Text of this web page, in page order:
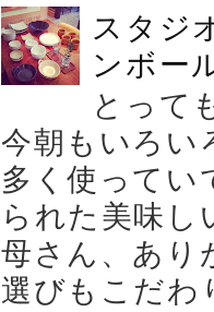
スタジ
ンボー
とって
今朝もいろい
多く使ってい
られた美味
母さん、あり
選びもこだ